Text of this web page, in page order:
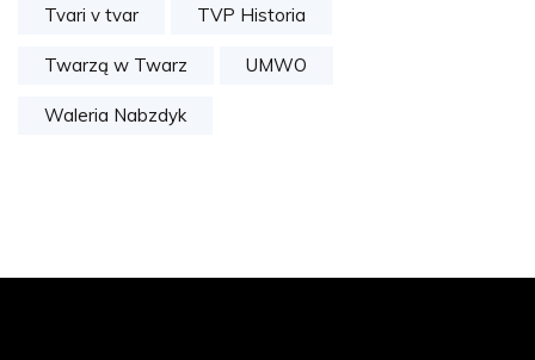
Tvari v tvar TVP Historia
Twarzą w Twarz UMWO
Waleria Nabzdyk